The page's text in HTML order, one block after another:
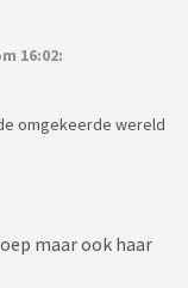
16:02:
omgekeerde wereld
maar ook haar